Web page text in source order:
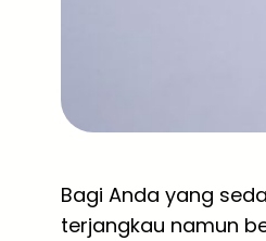
Bagi Anda yang
terjangkau namun